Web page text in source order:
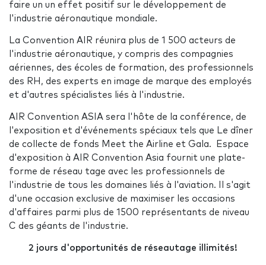
faire un un effet positif sur le développement de
l'industrie aéronautique mondiale.
La Convention AIR réunira plus de 1 500 acteurs de
l'industrie aéronautique, y compris des compagnies
aériennes, des écoles de formation, des professionnels
des RH, des experts en image de marque des employés
et d'autres spécialistes liés à l'industrie.
AIR Convention ASIA sera l'hôte de la conférence, de
l'exposition et d'événements spéciaux tels que Le dîner
de collecte de fonds Meet the Airline et Gala. Espace
d'exposition à AIR Convention Asia fournit une plate-
forme de réseau tage avec les professionnels de
l'industrie de tous les domaines liés à l'aviation. Il s'agit
d'une occasion exclusive de maximiser les occasions
d'affaires parmi plus de 1500 représentants de niveau
C des géants de l'industrie.
2 jours d'opportunités de réseautage illimités!